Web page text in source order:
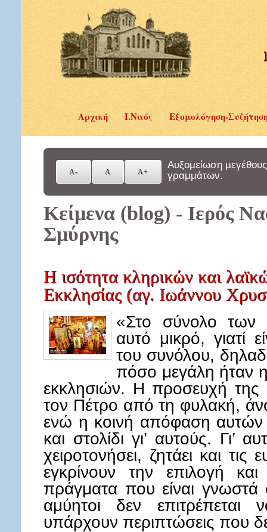
Αρχική Ι.Ναός Εξομολόγηση-
Αυξομείωση μεγέθους
γραμμάτων.
Κείμενα (blog) - Ιερός
Σμύρνης
Η ισότητα κληρικών και
Εκκλησίας (αγ. Ιωάννου
«Στo σύνολο των
αυτό μικρό, γιατί
του συνόλου,
πόσο μεγάλη ήταν
εκκλησιών. Η προσευχή της
τον Πέτρο από τη φυλακή,
ενώ η κοινή απόφαση αυτών
και στολίδι γι’ αυτούς. Γι’
χειροτονήσει, ζητάει και
εγκρίνουν την επιλογή
πράγματα που είναι γνωστά
αμύητοι δεν
υπάρχουν περιπτώσεις που